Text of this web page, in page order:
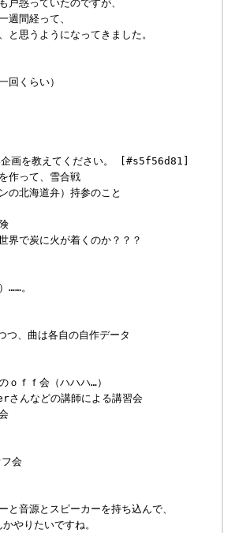
戸惑っていたのですが、
週間経って、
と思うようになってきました。
回くらい）
画を教えてください。 [#s5f56d81]
作って、雪合戦
北海道弁）持参のこと
で炭に火が着くのか？？？
……。
つ、曲は各自の自作データ
ｏｆｆ会（ハハハ…）
さんなどの講師による講習会
会
と音源とスピーカーを持ち込んで、
やりたいですね。